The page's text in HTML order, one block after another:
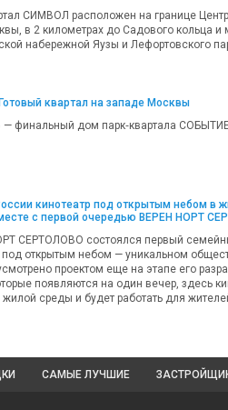
СИМВОЛ расположен на границе
в 2 километрах до Садового кольца
набережной Яузы и Лефортовского
квартал на западе Москвы
финальный дом парк‑квартала
кинотеатр под открытым небом в
с первой очередью ВЕРЕН НОРТ
СЕРТОЛОВО состоялся первый
под открытым небом — уникальном
проектом еще на этапе его
появляются на один вечер, здесь
среды и будет работать для
САМЫЕ ЛУЧШИЕ